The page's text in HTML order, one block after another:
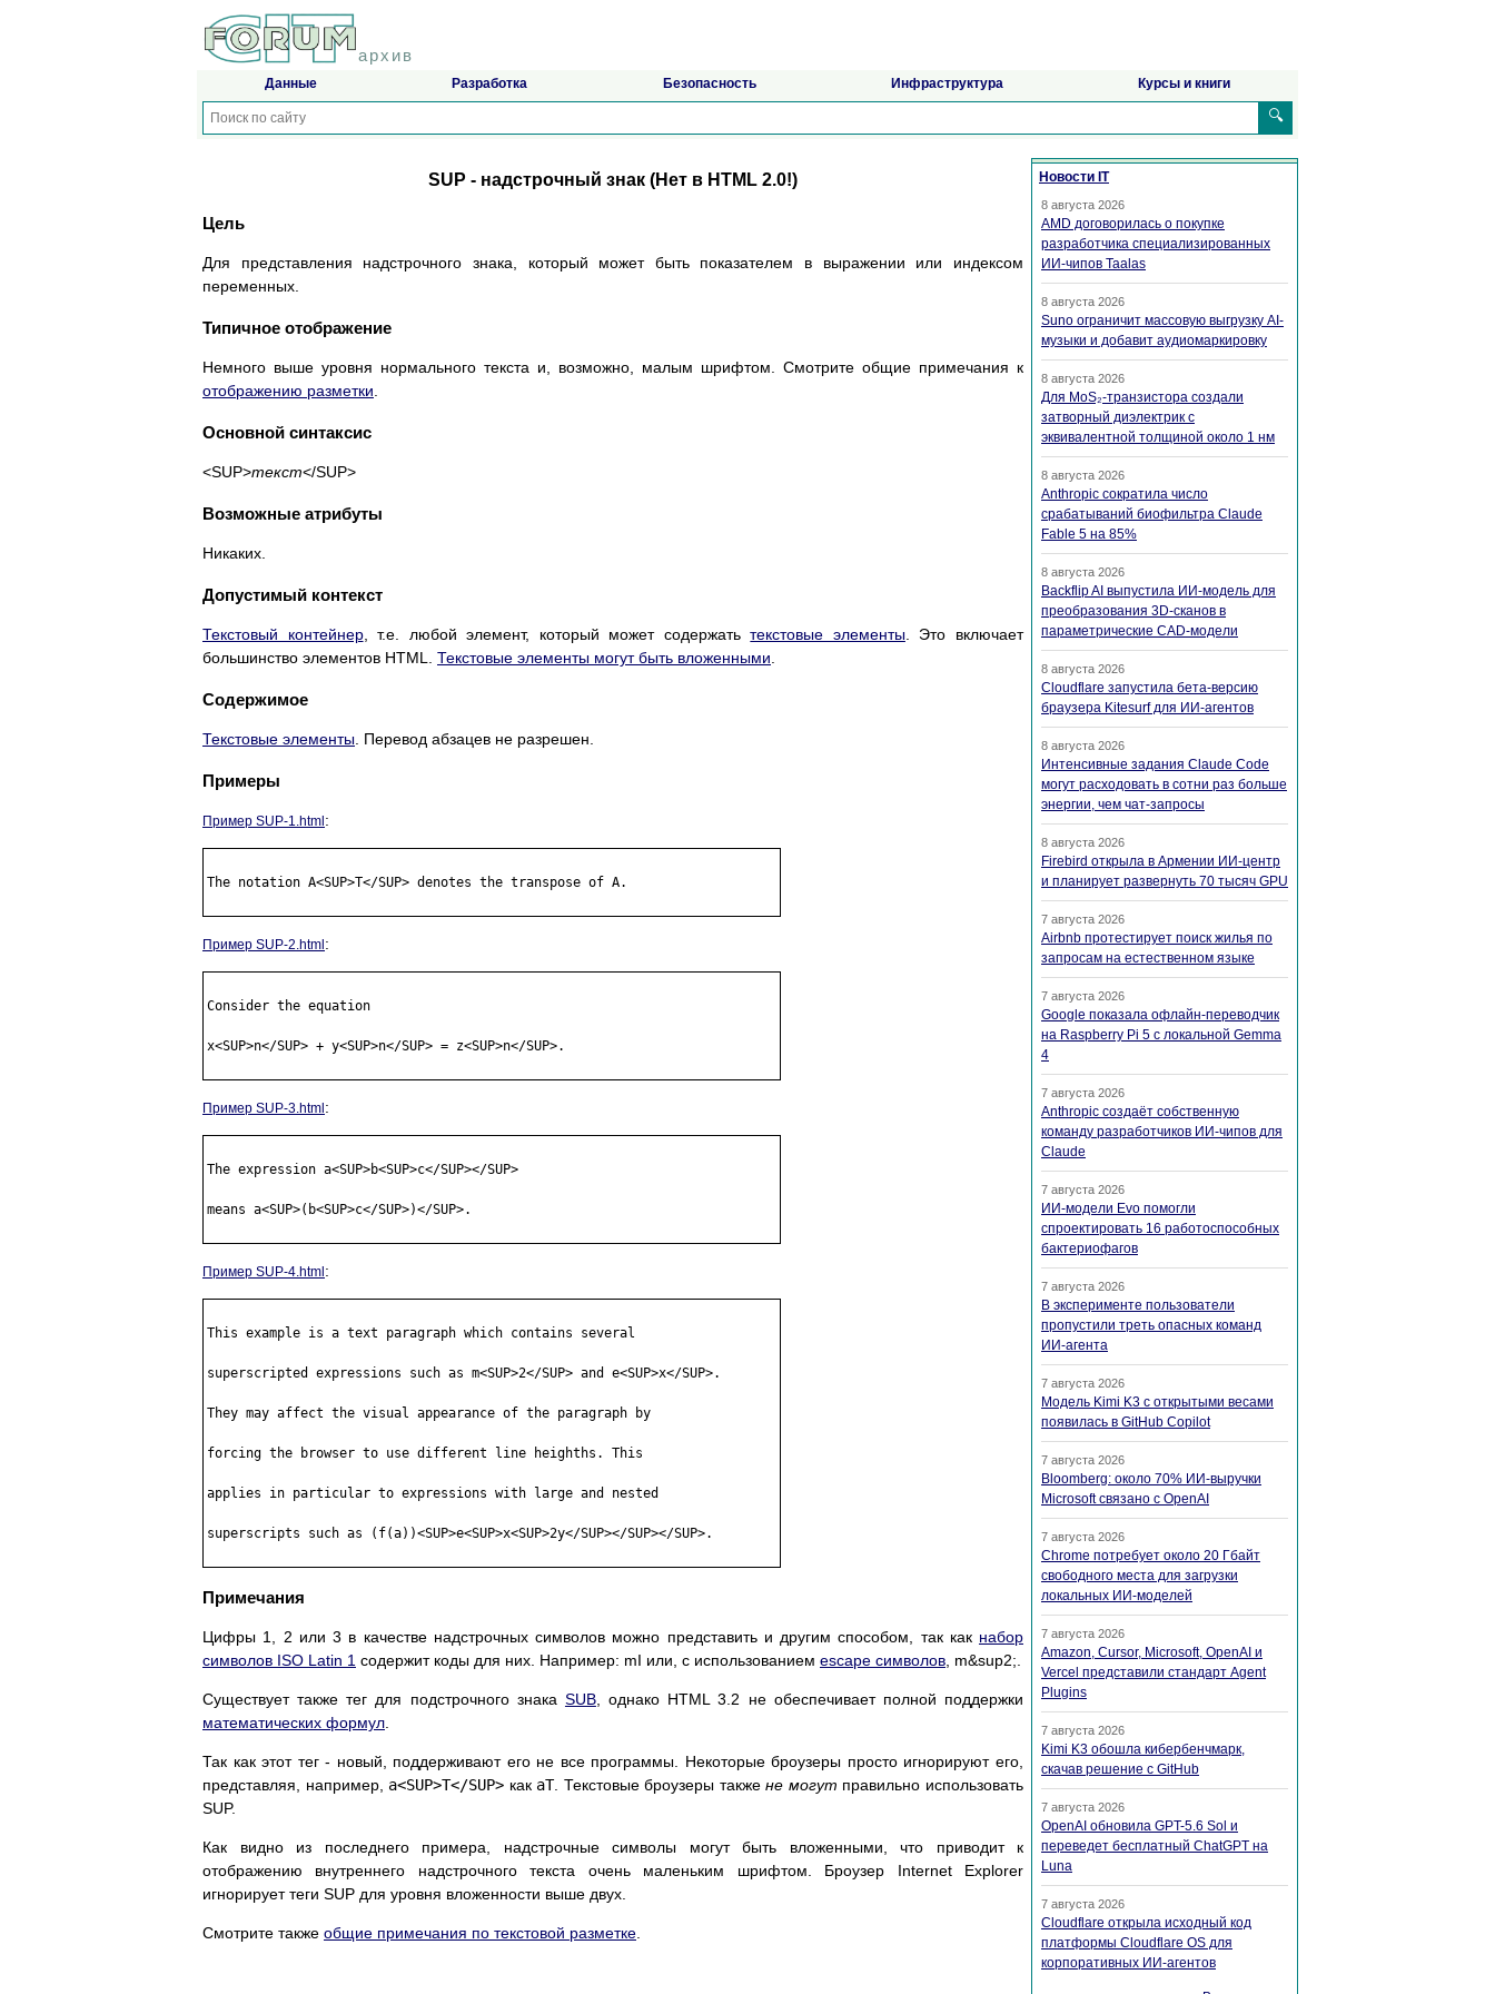
архив
Данные Разработка Безопасность Инфраструктура Курсы и книги
🔍
SUP - надстрочный знак (Нет в HTML 2.0!)
Цель
Для представления надстрочного знака, который может быть показателем в выражении или индексом
переменных.
Типичное отображение
Немного выше уровня нормального текста и, возможно, малым шрифтом. Смотрите общие примечания к
отображению разметки
Основной синтаксис
<SUP>текст</SUP>
Возможные атрибуты
Никаких.
Допустимый контекст
Текстовый контейнер, т.е. любой элемент, который может содержатьтекстовые элементы. Это включает
большинство элементов HTML. Текстовые элементы могут быть вложенными
Содержимое
Текстовые элементы . Перевод абзацев не разрешен.
Примеры
Пример SUP-1.html :
The notation A<SUP>T</SUP> denotes the transpose of A.
Пример SUP-2.html :
Consider the equation
x<SUP>n</SUP> + y<SUP>n</SUP> = z<SUP>n</SUP>.
Пример SUP-3.html :
The expression a<SUP>b<SUP>c</SUP></SUP>
means a<SUP>(b<SUP>c</SUP>)</SUP>.
Пример SUP-4.html :
This example is a text paragraph which contains several
superscripted expressions such as m<SUP>2</SUP> and e<SUP>x</SUP>.
They may affect the visual appearance of the paragraph by
forcing the browser to use different line heighths. This
applies in particular to expressions with large and nested
superscripts such as (f(a))<SUP>e<SUP>x<SUP>2y</SUP></SUP></SUP>.
Примечания
Цифры 1, 2 или 3 в качестве надстрочных символов можно представить и другим способом, так как набор
символов ISO Latin 1 содержит коды для них. Например: mІ или, с использованием escape символов , m&sup2;.
Существует также тег для подстрочного знака SUB, однако HTML 3.2 не обеспечивает полной поддержки
математических формул
Так как этот тег - новый, поддерживают его не все программы. Некоторые броузеры просто игнорируют его,
представляя, например, a<SUP>T</SUP> как aT. Текстовые броузеры такжене могут правильно использовать
SUP.
Как видно из последнего примера, надстрочные символы могут быть вложенными, что приводит к
отображению внутреннего надстрочного текста очень маленьким шрифтом. Броузер Internet Explorer
игнорирует теги SUP для уровня вложенности выше двух.
Смотрите также общие примечания по текстовой разметке
Новости IT
8 августа 2026
AMD договорилась о покупке
разработчика специализированных
ИИ-чипов Taalas
8 августа 2026
Suno ограничит массовую выгрузку AI-
музыки и добавит аудиомаркировку
8 августа 2026
Для MoS₂-транзистора создали
затворный диэлектрик с
эквивалентной толщиной около 1 нм
8 августа 2026
Anthropic сократила число
срабатываний биофильтра Claude
Fable 5 на 85%
8 августа 2026
Backflip AI выпустила ИИ-модель для
преобразования 3D-сканов в
параметрические CAD-модели
8 августа 2026
Cloudflare запустила бета-версию
браузера Kitesurf для ИИ-агентов
8 августа 2026
Интенсивные задания Claude Code
могут расходовать в сотни раз больше
энергии, чем чат-запросы
8 августа 2026
Firebird открыла в Армении ИИ-центр
и планирует развернуть 70 тысяч GPU
7 августа 2026
Airbnb протестирует поиск жилья по
запросам на естественном языке
7 августа 2026
Google показала офлайн-переводчик
на Raspberry Pi 5 с локальной Gemma
4
7 августа 2026
Anthropic создаёт собственную
команду разработчиков ИИ-чипов для
Claude
7 августа 2026
ИИ-модели Evo помогли
спроектировать 16 работоспособных
бактериофагов
7 августа 2026
В эксперименте пользователи
пропустили треть опасных команд
ИИ-агента
7 августа 2026
Модель Kimi K3 с открытыми весами
появилась в GitHub Copilot
7 августа 2026
Bloomberg: около 70% ИИ-выручки
Microsoft связано с OpenAI
7 августа 2026
Chrome потребует около 20 Гбайт
свободного места для загрузки
локальных ИИ-моделей
7 августа 2026
Amazon, Cursor, Microsoft, OpenAI и
Vercel представили стандарт Agent
Plugins
7 августа 2026
Kimi K3 обошла кибербенчмарк,
скачав решение с GitHub
7 августа 2026
OpenAI обновила GPT-5.6 Sol и
переведет бесплатный ChatGPT на
Luna
7 августа 2026
Cloudflare открыла исходный код
платформы Cloudflare OS для
корпоративных ИИ-агентов